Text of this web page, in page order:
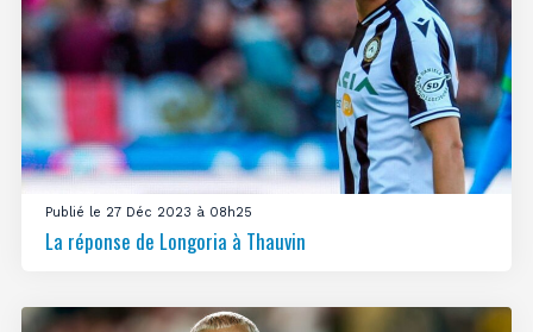
Publié le 27 Déc 2023 à 08h25
La réponse de Longoria à Thauvin